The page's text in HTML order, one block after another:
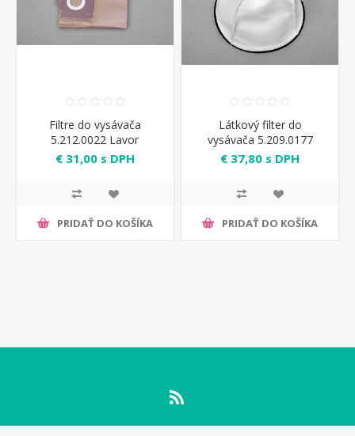
Filtre do vysávača
5.212.0022 Lavor
€ 31,00 s DPH
PRIDAŤ DO KOŠÍKA
Látkový filter do
vysávača 5.209.0177
Lavor
€ 37,80 s DPH
PRIDAŤ DO KOŠÍKA